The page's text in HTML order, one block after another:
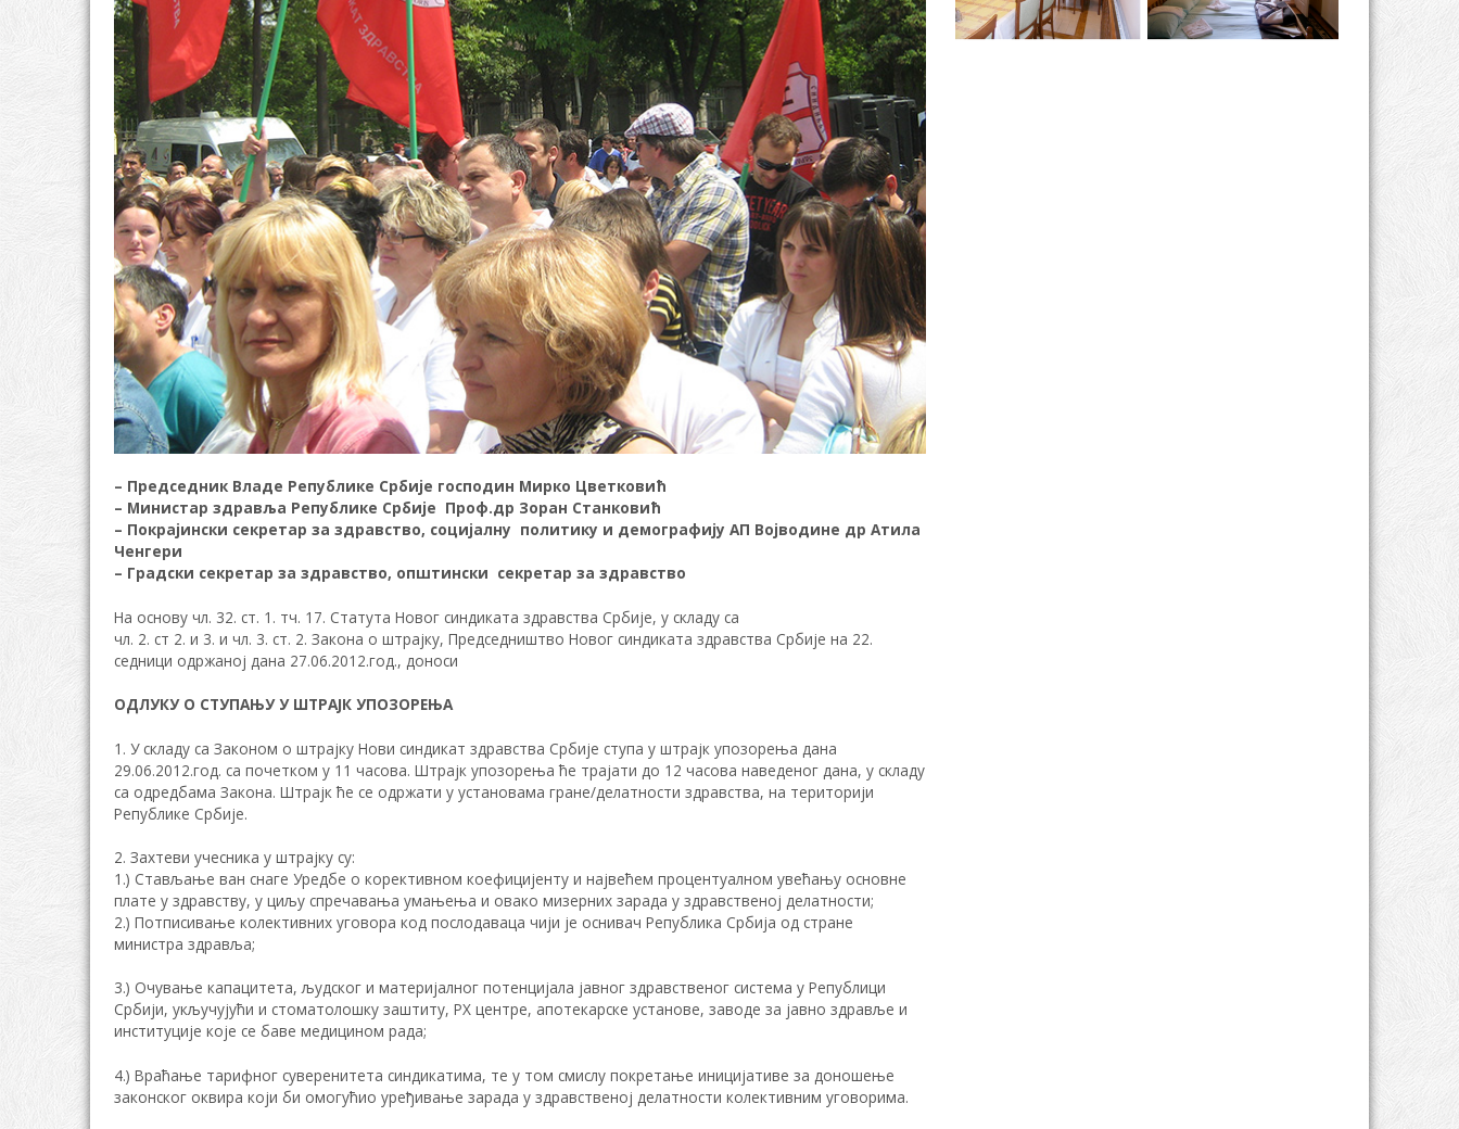
– Председник Владе Републике Србије господин Мирко Цветковић
– Министар здравља Републике Србије Проф.др Зоран Станковић
– Покрајински секретар за здравство, социјалну политику и демографију АП Војводине др Атила
Ченгери
– Градски секретар за здравство, општински секретар за здравство
На основу чл. 32. ст. 1. тч. 17. Статута Новог синдиката здравства Србије, у складу са
чл. 2. ст 2. и 3. и чл. 3. ст. 2. Закона о штрајку, Председништво Новог синдиката здравства Србије на 22.
седници одржаној дана 27.06.2012.год., доноси
ОДЛУКУ О СТУПАЊУ У ШТРАЈК УПОЗОРЕЊА
1. У складу са Законом о штрајку Нови синдикат здравства Србије ступа у штрајк упозорења дана
29.06.2012.год. са почетком у 11 часова. Штрајк упозорења ће трајати до 12 часова наведеног дана, у складу
са одредбама Закона. Штрајк ће се одржати у установама гране/делатности здравства, на територији
Републике Србије.
2. Захтеви учесника у штрајку су:
1.) Стављање ван снаге Уредбе о корективном коефицијенту и највећем процентуалном увећању основне
плате у здравству, у циљу спречавања умањења и овако мизерних зарада у здравственој делатности;
2.) Потписивање колективних уговора код послодаваца чији је оснивач Република Србија од стране
министра здравља;
3.) Очување капацитета, људског и материјалног потенцијала јавног здравственог система у Републици
Србији, укључујући и стоматолошку заштиту, РХ центре, апотекарске установе, заводе за јавно здравље и
институције које се баве медицином рада;
4.) Враћање тарифног суверенитета синдикатима, те у том смислу покретање иницијативе за доношење
законског оквира који би омогућио уређивање зарада у здравственој делатности колективним уговорима.